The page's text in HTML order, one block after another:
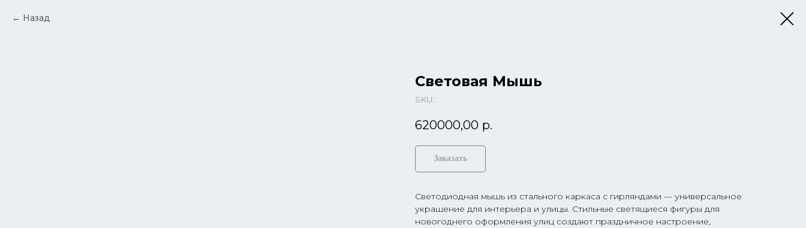
Назад
Световая Мышь
SKU:
620000,00 р.
Заказать
Светодиодная мышь из стального каркаса с гирляндами — универсальное
украшение для интерьера и улицы. Стильные светящиеся фигуры для
новогоднего оформления улиц создают праздничное настроение,